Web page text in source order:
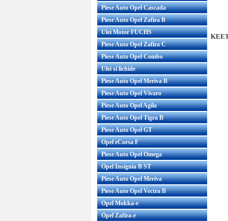
Piese Auto Opel Cascada
Piese Auto Opel Zafira B
Ulei Motor FUCHS
Piese Auto Opel Zafira C
Piese Auto Opel Combo
Ulei si lichide
Piese Auto Opel Meriva B
Piese Auto Opel Vivaro
Piese Auto Opel Agila
Piese Auto Opel Tigra B
Piese Auto Opel GT
Opel eCorsa F
Piese Auto Opel Omega
Opel Insignia B ST
Piese Auto Opel Meriva
Piese Auto Opel Vectra B
Opel Mokka-e
Opel Zafira-e